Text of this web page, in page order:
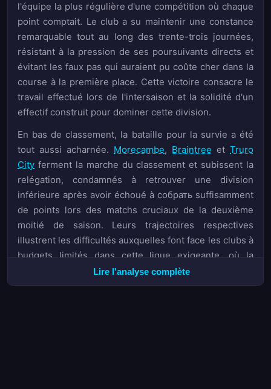
l'équipe la plus régulière d'une compétition où chaque
point comptait. Le club a su maintenir une constance
remarquable tout au long des trente-trois journées,
résistant à la pression de ses poursuivants directs et
évitant les faux pas qui auraient pu coûte cher dans la
course à la première place. Cette victoire consacre le
travail effectué lors de l'intersaison et la solidité d'un
effectif construit pour dominer cette division.
En bas de classement, la bataille pour la survie a été
tout aussi acharnée. Morecambe, Braintree et Truro
City ferment la marche du classement et subissent la
relégation, condamnés à retrouver une division
inférieure après avoir échoué à собрать suffisamment
de points lors des matchs cruciaux de la deuxième
moitié de saison. Leurs trajectoires respectives
illustrent les difficultés auxquelles font face les clubs à
budgets limités dans cette ligue exigeante, où la
moindre série négative peut s'avérer fatale.
Lire l'analyse complète